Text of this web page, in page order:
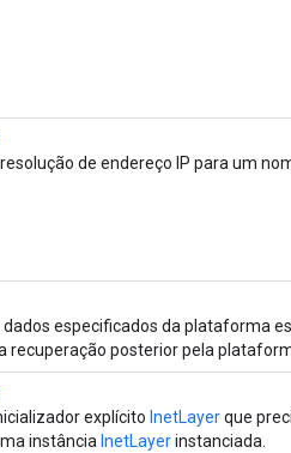
de endereço IP para um
dados especificados da plataforma
recuperação posterior pela
explícito InetLayerque
instância InetLayerinstanciada.